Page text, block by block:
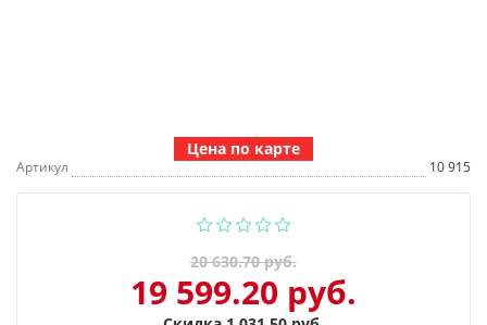
Цена по карте
Артикул 10 915
20 630.70 руб.
19 599.20 руб.